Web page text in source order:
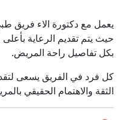
يعمل مع دكتورة الاء فريق
حيث يتم تقديم الرعاية
بكل تفاصيل راحة المريض.
كل فرد في الفريق يسعى
الثقة والاهتمام الحقيقي